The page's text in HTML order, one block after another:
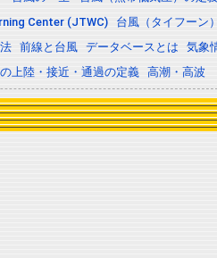
Center (JTWC)
台風（タイフーン
前線と台風 データベースとは
気象
上陸・接近・通過の定義 高潮・高波